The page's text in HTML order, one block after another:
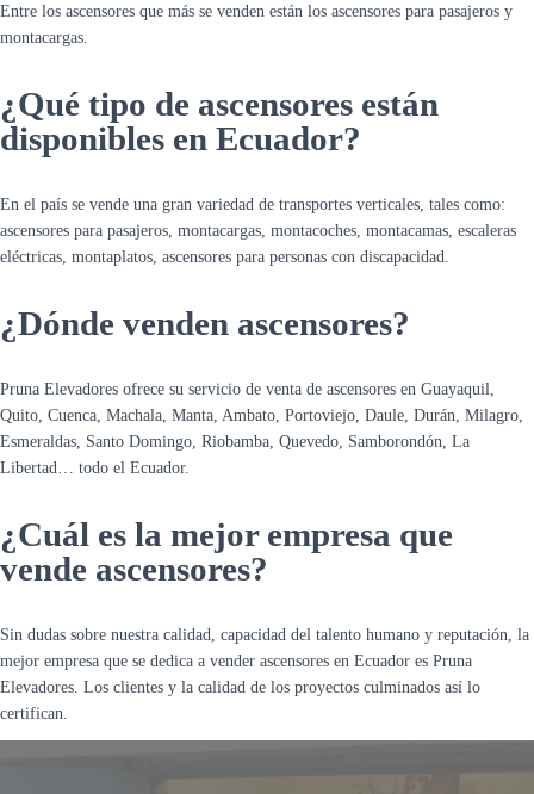
Entre los ascensores que más se venden están los ascensores para pasajeros y
montacargas.
¿Qué tipo de ascensores están
disponibles en Ecuador?
En el país se vende una gran variedad de transportes verticales, tales como:
ascensores para pasajeros, montacargas, montacoches, montacamas, escaleras
eléctricas, montaplatos, ascensores para personas con discapacidad.
¿Dónde venden ascensores?
Pruna Elevadores ofrece su servicio de venta de ascensores en Guayaquil,
Quito, Cuenca, Machala, Manta, Ambato, Portoviejo, Daule, Durán, Milagro,
Esmeraldas, Santo Domingo, Riobamba, Quevedo, Samborondón, La
Libertad… todo el Ecuador.
¿Cuál es la mejor empresa que
vende ascensores?
Sin dudas sobre nuestra calidad, capacidad del talento humano y reputación, la
mejor empresa que se dedica a vender ascensores en Ecuador es Pruna
Elevadores. Los clientes y la calidad de los proyectos culminados así lo
certifican.